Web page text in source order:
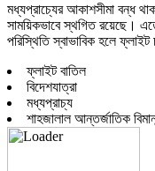
মধ্যপ্রাচ্যের আকাশসীমা বন্ধ
সাময়িকভাবে স্থগিত রয়েছে।
পরিস্থিতি স্বাভাবিক হলে
ফ্লাইট বাতিল
বিদেশযাত্রা
মধ্যপ্রাচ্য
শাহজালাল আন্তর্জাতিক